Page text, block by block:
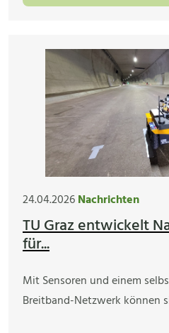
24.04.2026Nachrichten
TU Graz entwickelt
für...
Mit Sensoren und einem
Breitband-Netzwerk können